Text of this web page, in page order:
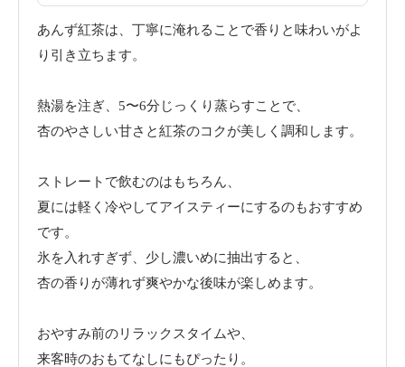
あんず紅茶は、丁寧に淹れることで香りと味わいがよ
り引き立ちます。
熱湯を注ぎ、5〜6分じっくり蒸らすことで、
杏のやさしい甘さと紅茶のコクが美しく調和します。
ストレートで飲むのはもちろん、
夏には軽く冷やしてアイスティーにするのもおすすめ
です。
氷を入れすぎず、少し濃いめに抽出すると、
杏の香りが薄れず爽やかな後味が楽しめます。
おやすみ前のリラックスタイムや、
来客時のおもてなしにもぴったり。